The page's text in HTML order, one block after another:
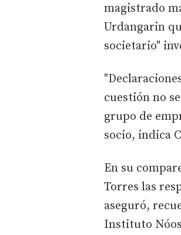
magistrado
Urdangarin
societario"
cuestión no
grupo de
socio, indica
En su
Torres las
aseguró,
Instituto Nóos